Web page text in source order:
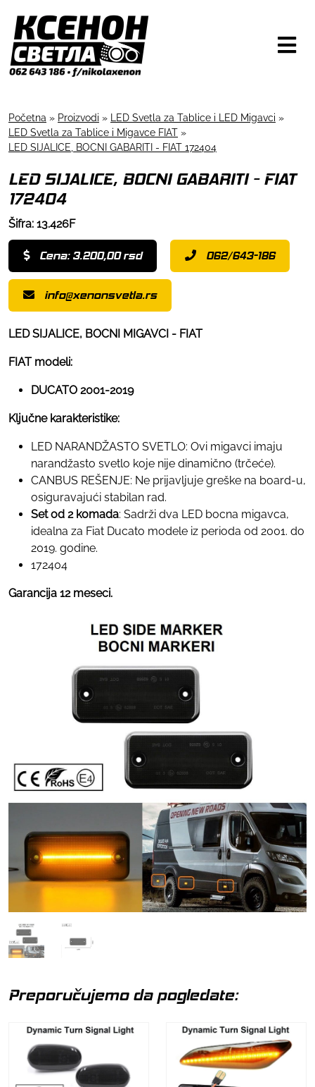
Početna » Proizvodi » LED Svetla za Tablice i LED Migavci »
LED Svetla za Tablice i Migavce FIAT »
LED SIJALICE, BOCNI GABARITI - FIAT 172404
LED SIJALICE, BOCNI GABARITI - FIAT
172404
Šifra: 13.426F
Cena: 3.200,00 rsd 062/643-186
info@xenonsvetla.rs
LED SIJALICE, BOCNI MIGAVCI - FIAT
FIAT modeli:
DUCATO 2001-2019
Ključne karakteristike:
LED NARANDŽASTO SVETLO: Ovi migavci imaju
narandžasto svetlo koje nije dinamično (trčeće).
CANBUS REŠENJE: Ne prijavljuje greške na board-u,
osiguravajući stabilan rad.
Set od 2 komada: Sadrži dva LED bocna migavca,
idealna za Fiat Ducato modele iz perioda od 2001. do
2019. godine.
172404
Garancija 12 meseci.
Preporučujemo da pogledate: